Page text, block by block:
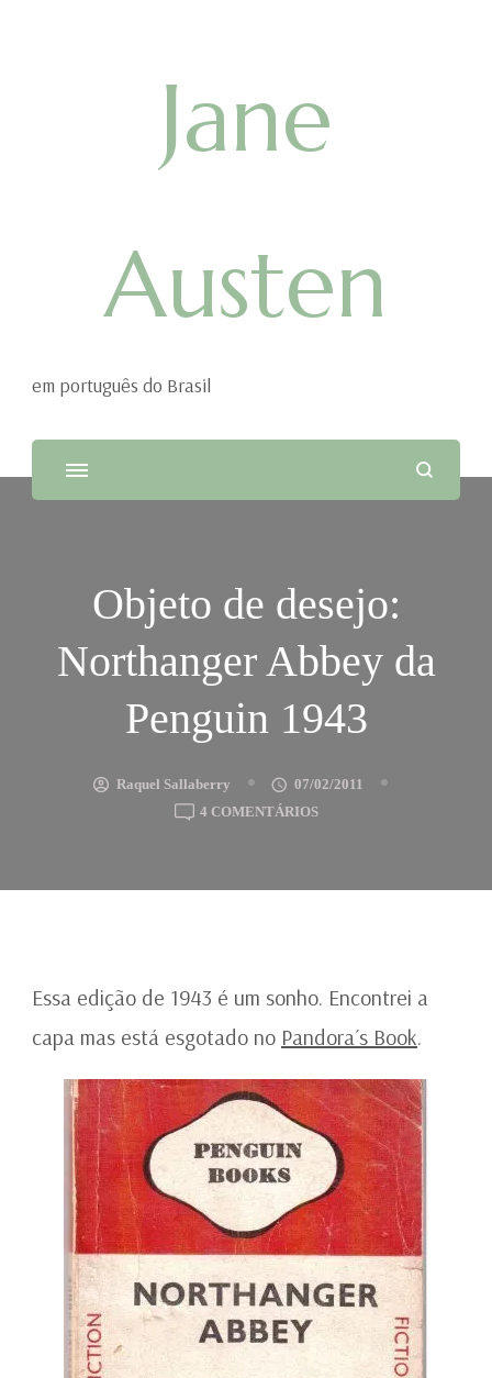
Jane
Austen
em português do Brasil
Objeto de desejo:
Northanger Abbey da
Penguin 1943
Raquel Sallaberry
07/02/2011
4 COMENTÁRIOSEM
DESEJO:
PENGUIN
Essa edição de 1943 é um sonho. Encontrei a
capa mas está esgotado no Pandora´s Book.